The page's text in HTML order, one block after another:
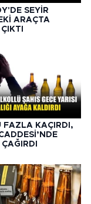
SEYİR
ARAÇTA
FAZLA KAÇIRDI,